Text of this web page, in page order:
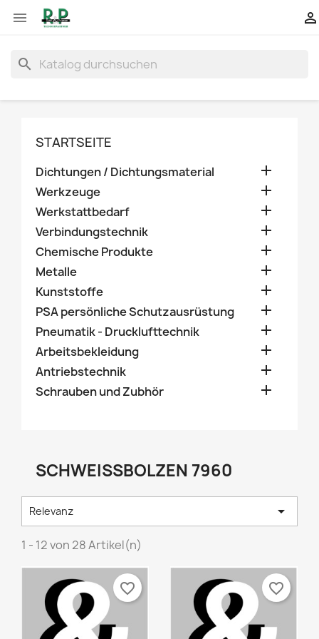
 
search
STARTSEITE
Dichtungen / Dichtungsmaterial 
Werkzeuge 
Werkstattbedarf 
Verbindungstechnik 
Chemische Produkte 
Metalle 
Kunststoffe 
PSA persönliche Schutzausrüstung 
Pneumatik - Drucklufttechnik 
Arbeitsbekleidung 
Antriebstechnik 
Schrauben und Zubhör 
SCHWEISSBOLZEN 7960
Relevanz 
1 - 12 von 28 Artikel(n)
favorite_border favorite_border